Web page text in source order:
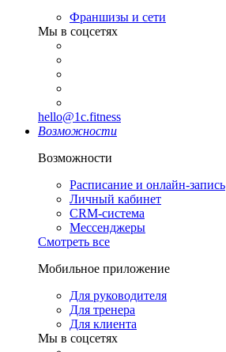
Франшизы и сети
Мы в соцсетях
hello@1c.fitness
Возможности
Возможности
Расписание и онлайн-запись
Личный кабинет
CRM-система
Мессенджеры
Смотреть все
Мобильное приложение
Для руководителя
Для тренера
Для клиента
Мы в соцсетях